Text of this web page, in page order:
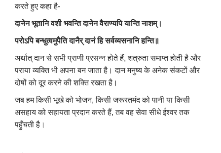
करते हुए कहा है-
दानेन भूतानि वशी भवन्ति दानेन वैराण्यपि यान्ति नाशम्।
परोऽपि बन्धुत्वमुपैति दानैर् दानं हि सर्वव्यसनानि हन्ति॥
अर्थात् दान से सभी प्राणी प्रसन्न होते हैं, शत्रुता समाप्त होती है और
पराया व्यक्ति भी अपना बन जाता है। दान मनुष्य के अनेक संकटों और
दोषों को दूर करने की शक्ति रखता है।
जब हम किसी भूखे को भोजन, किसी जरूरतमंद को पानी या किसी
असहाय को सहायता प्रदान करते हैं, तब वह सेवा सीधे ईश्वर तक
पहुँचती है।